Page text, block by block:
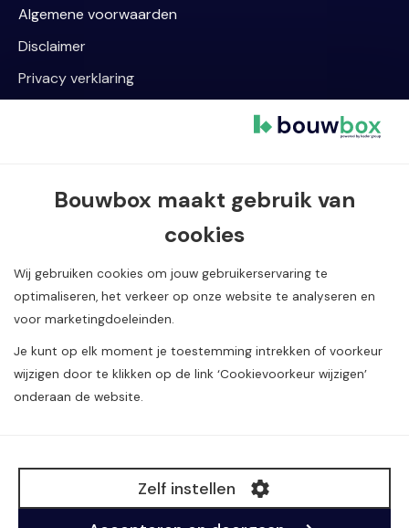
Algemene voorwaarden
Disclaimer
Privacy verklaring
Van Dijklaan 5, 5581 WG Waalre
info@bouwbox.nl
BTW: NL804984980B01
KvK: 17093271
Bouwbox maakt gebruik van
cookies
Wij gebruiken cookies om jouw gebruikerservaring te
optimaliseren, het verkeer op onze website te analyseren en
voor marketingdoeleinden.
Je kunt op elk moment je toestemming intrekken of voorkeur
wijzigen door te klikken op de link ‘Cookievoorkeur wijzigen’
onderaan de website.
Zelf instellen